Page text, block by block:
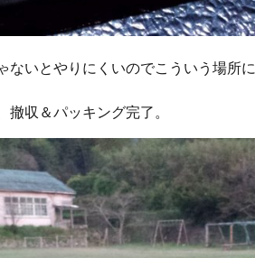
ないとやりにくいのでこういう場所
収＆パッキング完了。